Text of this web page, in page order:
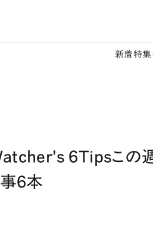
新着特集
6Tipsこの
6本